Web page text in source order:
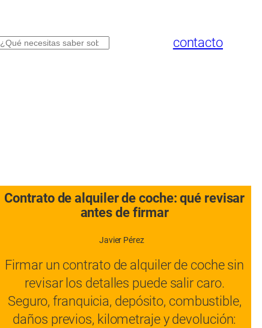
Buscar contacto
Contrato de alquiler de coche: qué revisar
antes de firmar
Javier Pérez
Firmar un contrato de alquiler de coche sin
revisar los detalles puede salir caro.
Seguro, franquicia, depósito, combustible,
daños previos, kilometraje y devolución: